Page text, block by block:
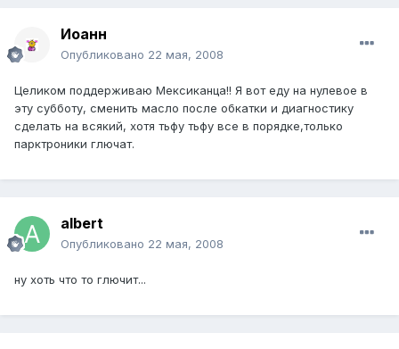
Иоанн
Опубликовано 22 мая, 2008
Целиком поддерживаю Мексиканца!! Я вот еду на нулевое в
эту субботу, сменить масло после обкатки и диагностику
сделать на всякий, хотя тьфу тьфу все в порядке,только
парктроники глючат.
albert
Опубликовано 22 мая, 2008
ну хоть что то глючит...